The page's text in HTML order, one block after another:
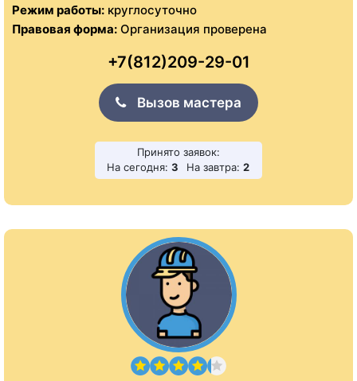
Режим работы: круглосуточно
Правовая форма: Организация проверена
+7(812)209-29-01
Вызов мастера
Принято заявок:
На сегодня: 3 На завтра: 2